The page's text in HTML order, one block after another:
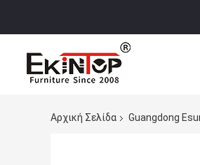
Αρχική Σελίδα Guangdong